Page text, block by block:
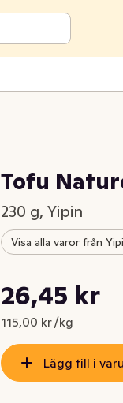
Tofu
230 g, Yipin
Visa alla varor från
Nuvarande pris är:
26,45 kr
115,00 kr /kg
Styckpris: 115,00 kr /kg
Lägg till i